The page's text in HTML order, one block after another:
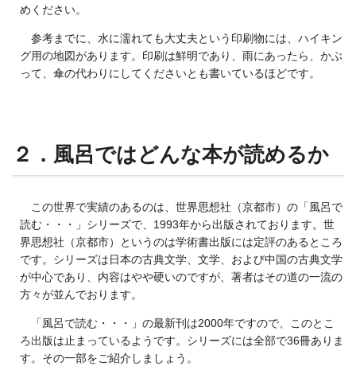
めください。
参考までに、水に濡れても大丈夫という印刷物には、ハイキン
グ用の地図があります。印刷は鮮明であり、雨にあったら、かぶ
って、傘の代わりにしてくださいとも書いているほどです。
２．風呂ではどんな本が読めるか
この世界で実績のあるのは、世界思想社（京都市）の「風呂で
読む・・・」シリーズで、1993年から出版されております。世
界思想社（京都市）というのは学術書出版には定評のあるところ
です。シリーズは日本の古典文学、文学、および中国の古典文学
が中心であり、内容はやや硬いのですが、著者はその道の一流の
方々が並んでおります。
「風呂で読む・・・」の最新刊は2000年ですので、このとこ
ろ出版は止まっているようです。シリーズには全部で36冊ありま
す。その一部をご紹介しましょう。